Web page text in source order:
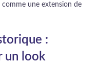
une extension de
:
un look